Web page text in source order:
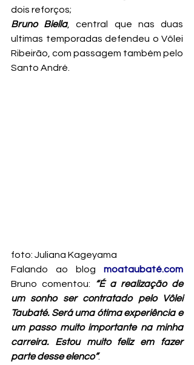
dois reforços;
Bruno Biella, central que nas duas
ultimas temporadas defendeu o Vôlei
Ribeirão, com passagem também pelo
Santo André.
foto: Juliana Kageyama
Falando ao blog moataubaté.com
Bruno comentou:
“É a realização de
um sonho ser contratado pelo Vôlei
Taubaté. Será uma ótima experiência e
um passo muito importante na minha
carreira. Estou muito feliz em fazer
parte desse elenco”.